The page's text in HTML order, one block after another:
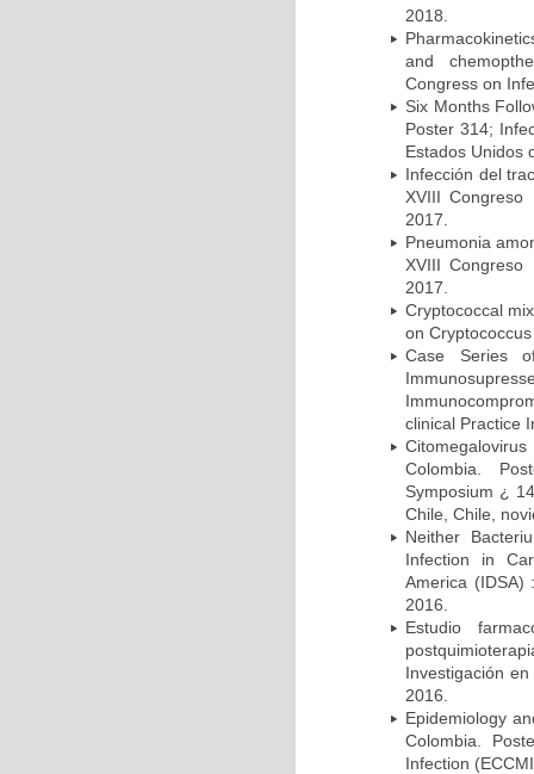
2018.
and
Congress on
Six Months
Poster 314;
Estados Unidos
Infección del
XVIII
2017.
Pneumonia
XVIII
2017.
Cryptococcal
on
Case Series
clinical Practice
Colombia.
Symposium ¿
Chile, Chile,
Neither
Infection in
America (IDSA)
2016.
Estudio
Investigación
2016.
Epidemiology
Colombia.
Infection